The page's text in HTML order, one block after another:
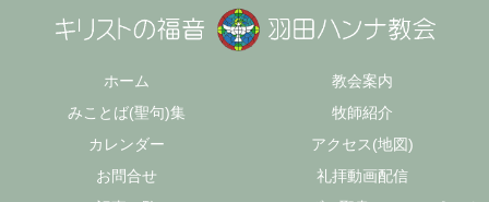
ホーム
教会案内
みことば(聖句)集
牧師紹介
カレンダー
アクセス(地図)
お問合せ
礼拝動画配信